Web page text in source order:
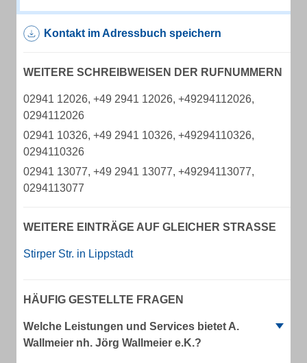
Kontakt im Adressbuch speichern
WEITERE SCHREIBWEISEN DER RUFNUMMERN
02941 12026, +49 2941 12026, +49294112026,
0294112026
02941 10326, +49 2941 10326, +49294110326,
0294110326
02941 13077, +49 2941 13077, +49294113077,
0294113077
WEITERE EINTRÄGE AUF GLEICHER STRASSE
Stirper Str. in Lippstadt
HÄUFIG GESTELLTE FRAGEN
Welche Leistungen und Services bietet A.
Wallmeier nh. Jörg Wallmeier e.K.?